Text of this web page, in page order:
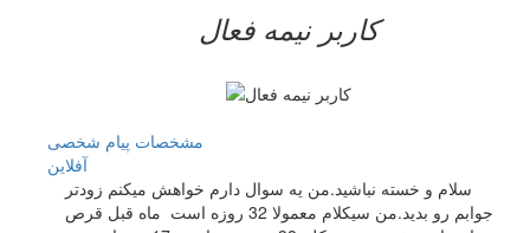
کاربر نيمه فعال
مشخصات پیام شخصی
آفلاين
سلام و خسته نباشید.من یه سوال دارم خواهش میکنم زودتر
جوابم رو بدید.من سیکلام معمولا 32 روزه است ماه قبل قرص